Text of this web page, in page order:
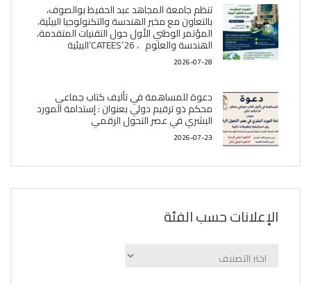
تنظم جامعة المجاهد عبد الحفيظ بوالصوف،
بالتعاون مع مخبر الھندسة والتكنولوجيا البیئیة،
المؤتمر الوطني الأول حول التقنيات المتقدمة،
الھندسة والعلوم ، CATEES’26’البیئية
2026-07-28
دعوة للمساهمة في تأليف كتاب جماعي
محكم ذو ترقيم دولي بعنوان : إستدامة المورد
البشري في عصر التحول الرقمي
2026-07-23
الإعلانات حسب الفئة
الإعلانات